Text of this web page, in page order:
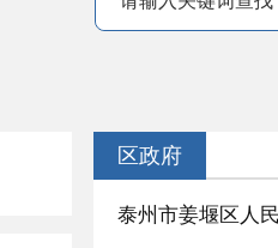
区政府
泰州市姜堰区人